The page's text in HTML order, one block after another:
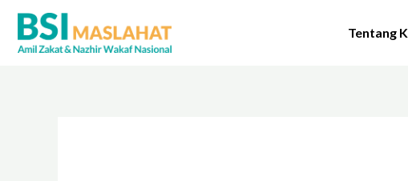
Lewati
konten
Tentang